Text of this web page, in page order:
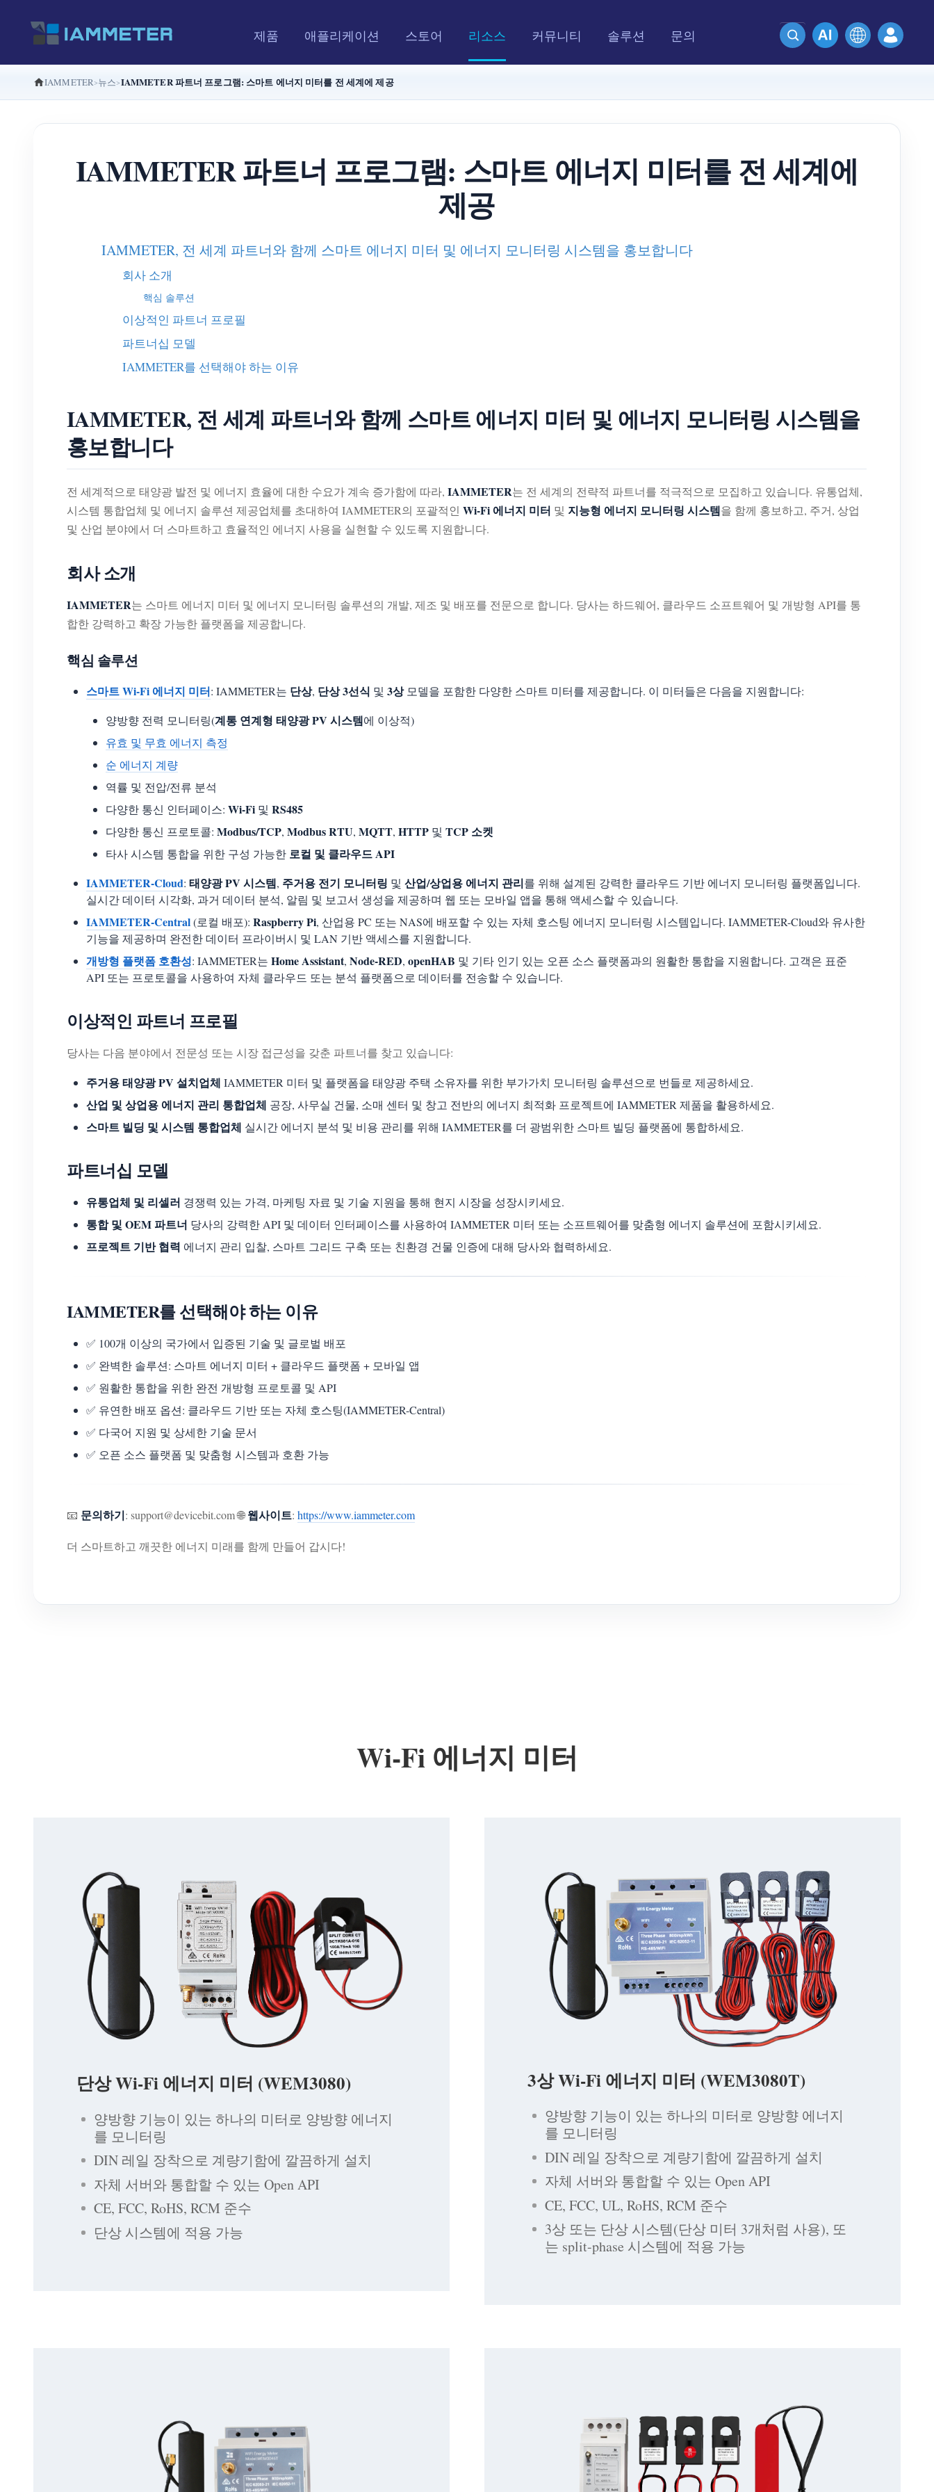
제품 애플리케이션 스토어 리소스 커뮤니티 솔루션 문의
IAMMETER 뉴스 IAMMETER 파트너 프로그램: 스마트 에너지 미터를 전 세계에 제공
IAMMETER 파트너 프로그램: 스마트 에너지 미터를 전 세계에
제공
IAMMETER, 전 세계 파트너와 함께 스마트 에너지 미터 및 에너지 모니터링 시스템을 홍보합니다
회사 소개
핵심 솔루션
이상적인 파트너 프로필
파트너십 모델
IAMMETER를 선택해야 하는 이유
IAMMETER, 전 세계 파트너와 함께 스마트 에너지 미터 및 에너지 모니터링 시스템을
홍보합니다
전 세계적으로 태양광 발전 및 에너지 효율에 대한 수요가 계속 증가함에 따라, IAMMETER는 전 세계의 전략적 파트너를 적극적으로 모집하고 있습니다. 유통업체,
시스템 통합업체 및 에너지 솔루션 제공업체를 초대하여 IAMMETER의 포괄적인 Wi-Fi 에너지 미터 및 지능형 에너지 모니터링 시스템을 함께 홍보하고, 주거, 상업
및 산업 분야에서 더 스마트하고 효율적인 에너지 사용을 실현할 수 있도록 지원합니다.
회사 소개
IAMMETER는 스마트 에너지 미터 및 에너지 모니터링 솔루션의 개발, 제조 및 배포를 전문으로 합니다. 당사는 하드웨어, 클라우드 소프트웨어 및 개방형 API를 통
합한 강력하고 확장 가능한 플랫폼을 제공합니다.
핵심 솔루션
스마트 Wi-Fi 에너지 미터: IAMMETER는 단상, 단상 3선식 및 3상모델을 포함한 다양한 스마트 미터를 제공합니다. 이 미터들은 다음을 지원합니다:
양방향 전력 모니터링(계통 연계형 태양광 PV 시스템에 이상적)
유효 및 무효 에너지 측정
순 에너지 계량
역률 및 전압/전류 분석
다양한 통신 인터페이스: Wi-Fi 및 RS485
다양한 통신 프로토콜: Modbus/TCP, Modbus RTU, MQTT, HTTP 및 TCP 소켓
타사 시스템 통합을 위한 구성 가능한 로컬 및 클라우드 API
IAMMETER-Cloud: 태양광 PV 시스템, 주거용 전기 모니터링 및 산업/상업용 에너지 관리를 위해 설계된 강력한 클라우드 기반 에너지 모니터링 플랫폼입니다.
실시간 데이터 시각화, 과거 데이터 분석, 알림 및 보고서 생성을 제공하며 웹 또는 모바일 앱을 통해 액세스할 수 있습니다.
IAMMETER-Central(로컬 배포): Raspberry Pi, 산업용 PC 또는 NAS에 배포할 수 있는 자체 호스팅 에너지 모니터링 시스템입니다. IAMMETER-Cloud와 유사한
기능을 제공하며 완전한 데이터 프라이버시 및 LAN 기반 액세스를 지원합니다.
개방형 플랫폼 호환성: IAMMETER는 Home Assistant, Node-RED, openHAB 및 기타 인기 있는 오픈 소스 플랫폼과의 원활한 통합을 지원합니다. 고객은 표준
API 또는 프로토콜을 사용하여 자체 클라우드 또는 분석 플랫폼으로 데이터를 전송할 수 있습니다.
이상적인 파트너 프로필
당사는 다음 분야에서 전문성 또는 시장 접근성을 갖춘 파트너를 찾고 있습니다:
주거용 태양광 PV 설치업체 IAMMETER 미터 및 플랫폼을 태양광 주택 소유자를 위한 부가가치 모니터링 솔루션으로 번들로 제공하세요.
산업 및 상업용 에너지 관리 통합업체 공장, 사무실 건물, 소매 센터 및 창고 전반의 에너지 최적화 프로젝트에 IAMMETER 제품을 활용하세요.
스마트 빌딩 및 시스템 통합업체 실시간 에너지 분석 및 비용 관리를 위해 IAMMETER를 더 광범위한 스마트 빌딩 플랫폼에 통합하세요.
파트너십 모델
유통업체 및 리셀러 경쟁력 있는 가격, 마케팅 자료 및 기술 지원을 통해 현지 시장을 성장시키세요.
통합 및 OEM 파트너 당사의 강력한 API 및 데이터 인터페이스를 사용하여 IAMMETER 미터 또는 소프트웨어를 맞춤형 에너지 솔루션에 포함시키세요.
프로젝트 기반 협력 에너지 관리 입찰, 스마트 그리드 구축 또는 친환경 건물 인증에 대해 당사와 협력하세요.
IAMMETER를 선택해야 하는 이유
✅ 100개 이상의 국가에서 입증된 기술 및 글로벌 배포
✅ 완벽한 솔루션: 스마트 에너지 미터 + 클라우드 플랫폼 + 모바일 앱
✅ 원활한 통합을 위한 완전 개방형 프로토콜 및 API
✅ 유연한 배포 옵션: 클라우드 기반 또는 자체 호스팅(IAMMETER-Central)
✅ 다국어 지원 및 상세한 기술 문서
✅ 오픈 소스 플랫폼 및 맞춤형 시스템과 호환 가능
📧 문의하기: support@devicebit.com 🌐웹사이트: https://www.iammeter.com
더 스마트하고 깨끗한 에너지 미래를 함께 만들어 갑시다!
Wi-Fi 에너지 미터
3상 Wi-Fi 에너지 미터 (WEM3080T)
양방향 기능이 있는 하나의 미터로 양방향 에너지
를 모니터링
DIN 레일 장착으로 계량기함에 깔끔하게 설치
자체 서버와 통합할 수 있는 Open API
CE, FCC, UL, RoHS, RCM 준수
3상 또는 단상 시스템(단상 미터 3개처럼 사용), 또
는 split-phase 시스템에 적용 가능
단상 Wi-Fi 에너지 미터 (WEM3080)
양방향 기능이 있는 하나의 미터로 양방향 에너지
를 모니터링
DIN 레일 장착으로 계량기함에 깔끔하게 설치
자체 서버와 통합할 수 있는 Open API
CE, FCC, RoHS, RCM 준수
단상 시스템에 적용 가능